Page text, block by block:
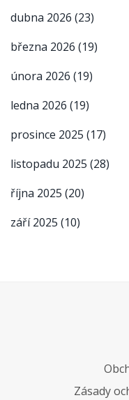
dubna 2026 (23)
března 2026 (19)
února 2026 (19)
ledna 2026 (19)
prosince 2025 (17)
listopadu 2025 (28)
října 2025 (20)
září 2025 (10)
Zásady